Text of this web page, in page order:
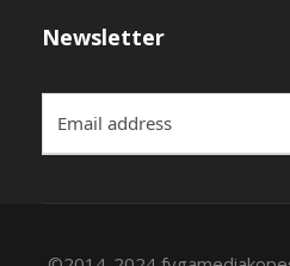
Newsletter